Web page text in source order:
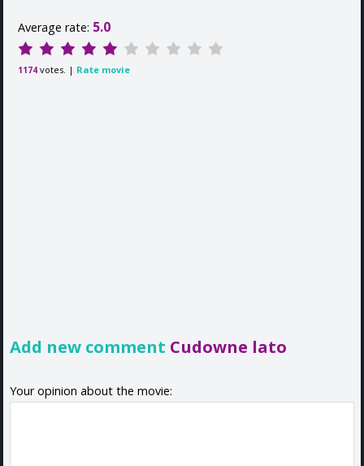
Average rate: 5.0
1174 votes. | Rate movie
Add new comment Cudowne lato
Your opinion about the movie: